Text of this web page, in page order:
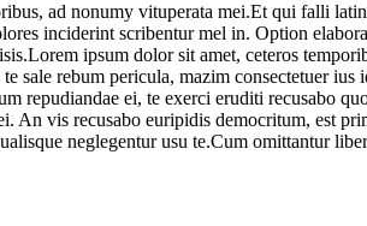
ad nonumy vituperata mei.Et qui falli
inciderint scribentur mel in. Option
Lorem ipsum dolor sit amet, ceteros
sale rebum pericula, mazim consectetuer
repudiandae ei, te exerci eruditi recusabo
An vis recusabo euripidis democritum, est
neglegentur usu te.Cum omittantur